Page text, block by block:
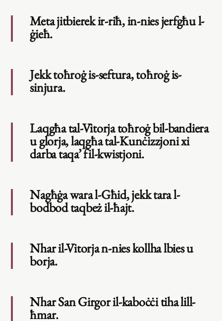
Meta jitbierek ir-riħ, in-nies jerfgħu l-
ġieħ.
Jekk toħroġ is-seftura, toħroġ is-
sinjura.
Laqgħa tal-Vitorja toħroġ bil-bandiera
u glorja, laqgħa tal-Kunċizzjoni xi
darba taqa’ fil-kwistjoni.
Nagħġa wara l-Għid, jekk tara l-
bodbod taqbeż il-ħajt.
Nhar il-Vitorja n-nies kollha lbies u
borja.
Nhar San Girgor il-kaboċċi tiha lill-
ħmar.